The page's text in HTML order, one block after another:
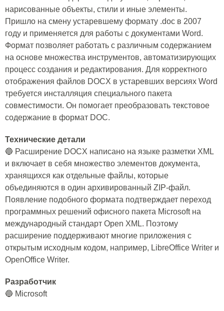
нарисованные объекты, стили и иные элементы.
Пришло на смену устаревшему формату .doc в 2007
году и применяется для работы с документами Word.
Формат позволяет работать с различным содержанием
на основе множества инструментов, автоматизирующих
процесс создания и редактирования. Для корректного
отображения файлов DOCX в устаревших версиях Word
требуется инсталляция специального пакета
совместимости. Он помогает преобразовать текстовое
содержание в формат DOC.
Технические детали
🔵 Расширение DOCX написано на языке разметки XML
и включает в себя множество элементов документа,
хранящихся как отдельные файлы, которые
объединяются в один архивированный ZIP-файл.
Появление подобного формата подтверждает переход
программных решений офисного пакета Microsoft на
международный стандарт Open XML. Поэтому
расширение поддерживают многие приложения с
открытым исходным кодом, например, LibreOffice Writer и
OpenOffice Writer.
Разработчик
🔵 Microsoft